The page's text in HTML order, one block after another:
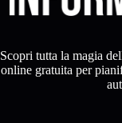
Scopri tutta la magia
online gratuita per